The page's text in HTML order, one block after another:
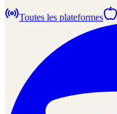
Toutes les plateformes